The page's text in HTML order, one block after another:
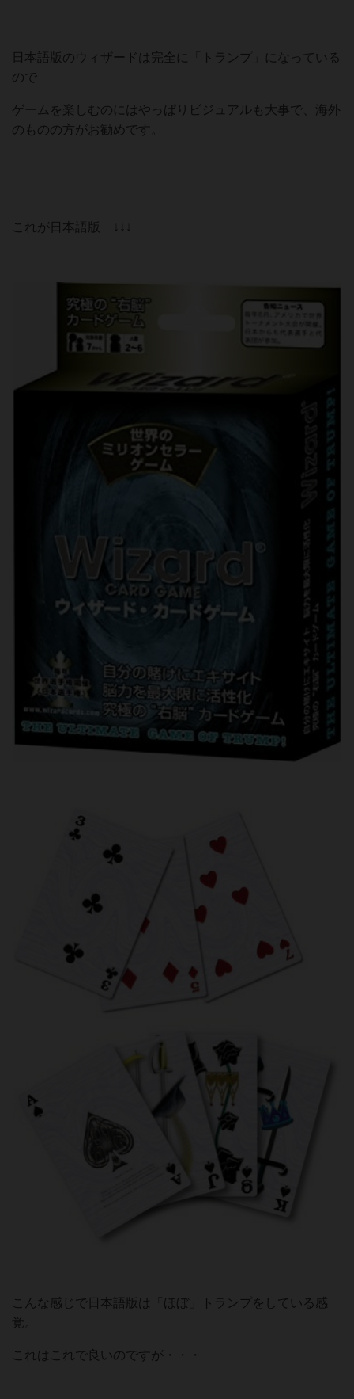
日本語版のウィザードは完全に「トランプ」になっている
ので
ゲームを楽しむのにはやっぱりビジュアルも大事で、海外
のものの方がお勧めです。
これが日本語版 ↓↓↓
こんな感じで日本語版は「ほぼ」トランプをしている感
覚。
これはこれで良いのですが・・・